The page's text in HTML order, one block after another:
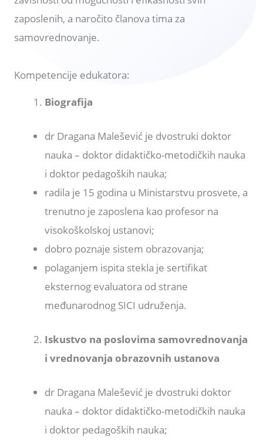
zaposlenih, a naročito članova tima za
samovrednovanje.
Kompetencije edukatora:
Biografija
dr Dragana Malešević je dvostruki doktor
nauka – doktor didaktičko-metodičkih nauka
i doktor pedagoških nauka;
radila je 15 godina u Ministarstvu prosvete, a
trenutno je zaposlena kao profesor na
visokoškolskoj ustanovi;
dobro poznaje sistem obrazovanja;
polaganjem ispita stekla je sertifikat
eksternog evaluatora od strane
međunarodnog SICI udruženja.
Iskustvo na poslovima samovrednovanja
i vrednovanja obrazovnih ustanova
dr Dragana Malešević je dvostruki doktor
nauka – doktor didaktičko-metodičkih nauka
i doktor pedagoških nauka;